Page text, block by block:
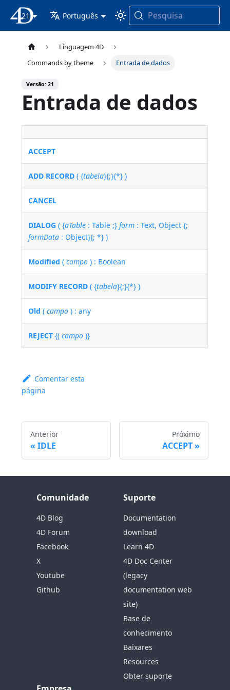
Documentação 4D
21 Português Pesquisa
Línguagem 4D
Commands by theme
Entrada de dados
Versão: 21
Entrada de dados
ACCEPT
ADD RECORD ( {tabela}{;}{*} )
CANCEL
DIALOG ( {aTable : Table ;}form : Text, Object {;
formData : Object}{; *} )
Modified (campo ) : Boolean
MODIFY RECORD ( {tabela}{;}{*} )
Old (campo ) : any
REJECT {(campo )}
Comentar esta
página
Anterior
IDLE
Próximo
ACCEPT
Comunidade
4D Blog
4D Forum
Facebook
X
Youtube
Github
Suporte
Documentation
download
Learn 4D
4D Doc Center
(legacy
documentation web
site)
Base de
conhecimento
Baixares
Resources
Obter suporte